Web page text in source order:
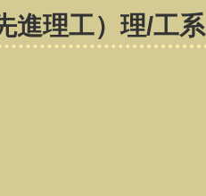
進理工） 理/工系